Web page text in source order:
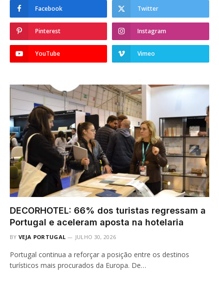
Facebook Twitter
Pinterest Instagram
YouTube Vimeo
DECORHOTEL: 66% dos turistas regressam a
Portugal e aceleram aposta na hotelaria
BY VEJA PORTUGAL JULHO 30, 2026
Portugal continua a reforçar a posição entre os destinos
turísticos mais procurados da Europa. De…